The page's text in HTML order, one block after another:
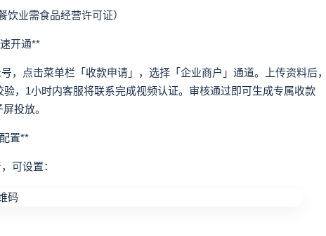
业需食品经营许可证）
开通**
点击菜单栏「收款申请」，选择「企业商户」通道。上传资料后，
，1小时内客服将联系完成视频认证。审核通过即可生成专属收款
投放。
置**
可设置：